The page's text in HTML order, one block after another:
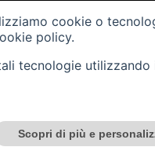
cookie o
policy.
tecnologie
Scopri di più e